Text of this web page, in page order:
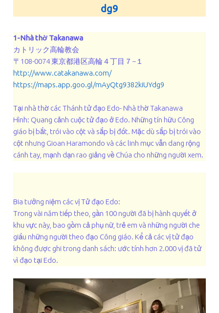
dg9
1-Nhà thờ Takanawa
カトリック高輪教会
〒108-0074 東京都港区高輪４丁目７−１
http://www.catakanawa.com/
https://maps.app.goo.gl/mAyQtg9382kiUYdg9
Tại nhà thờ các Thánh tử đạo Edo- Nhà thờ Takanawa
Hình: Quang cảnh cuộc tử đạo ở Edo. Những tín hữu Công
giáo bị bắt, trói vào cột và sắp bị đốt. Mặc dù sắp bị trói vào
cột nhưng Gioan Haramondo và các linh mục vẫn dang rộng
cánh tay, mạnh dạn rao giảng về Chúa cho những người xem.
Bia tưởng niệm các vị Tử đạo Edo:
Trong vài năm tiếp theo, gần 100 người đã bị hành quyết ở
khu vực này, bao gồm cả phụ nữ, trẻ em và những người che
giấu những người theo đạo Công giáo. Kể cả các vị tử đạo
không được ghi trong danh sách: ước tính hơn 2.000 vị đã tử
vì đạo tại Edo.